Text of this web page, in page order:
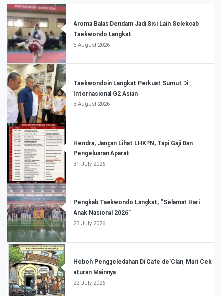
Aroma Balas Dendam Jadi Sisi Lain Selekcab
Taekwondo Langkat
5 August 2026
Taekwondoin Langkat Perkuat Sumut Di
Internasional G2 Asian
3 August 2026
Hendra, Jangan Lihat LHKPN, Tapi Gaji Dan
Pengeluaran Aparat
31 July 2026
Pengkab Taekwondo Langkat, “Selamat Hari
Anak Nasional 2026”
23 July 2026
Heboh Penggeledahan Di Cafe de’Clan, Mari Cek
aturan Mainnya
22 July 2026